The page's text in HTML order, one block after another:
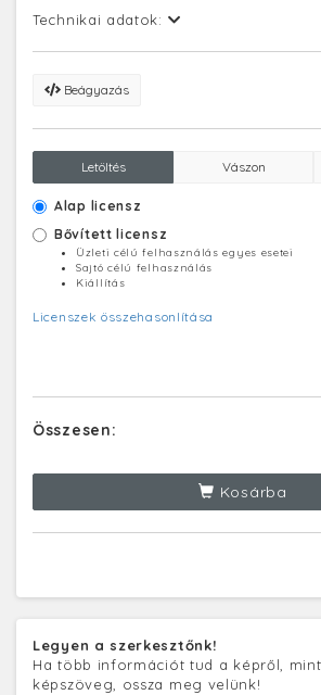
Technikai adatok:
Beágyazás
Letöltés Vászon
Alap licensz
Bővített licensz
Üzleti célú felhasználás egyes esetei
Sajtó célú felhasználás
Kiállítás
Licenszek összehasonlítása
Összesen:
Kosárba
Legyen a szerkesztőnk!
Ha több információt tud a képről,
képszöveg, ossza meg velünk!